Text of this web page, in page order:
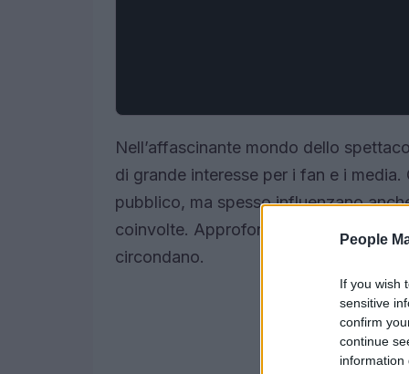
People
If you wish
sensitive
confirm
continue
information
Nell’affascinante mondo dello
di grande interesse per i fan e i
pubblico, ma spesso influenzano
coinvolte. Approfondiamo alcune delle
circondano.